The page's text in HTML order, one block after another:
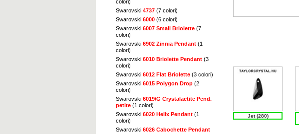
colori)
Swarovski 4737 (7 colori)
Swarovski 6000 (6 colori)
Swarovski 6007 Small Briolette (7
colori)
Swarovski 6902 Zinnia Pendant (1
colori)
Swarovski 6010 Briolette Pendant (3
colori)
Swarovski 6012 Flat Briolette (3 colori)
Swarovski 6015 Polygon Drop (2
colori)
Swarovski 6019/G Crystalactite Pend.
petite (1 colori)
Swarovski 6020 Helix Pendant (1
colori)
Swarovski 6026 Cabochette Pendant
Jet (280)